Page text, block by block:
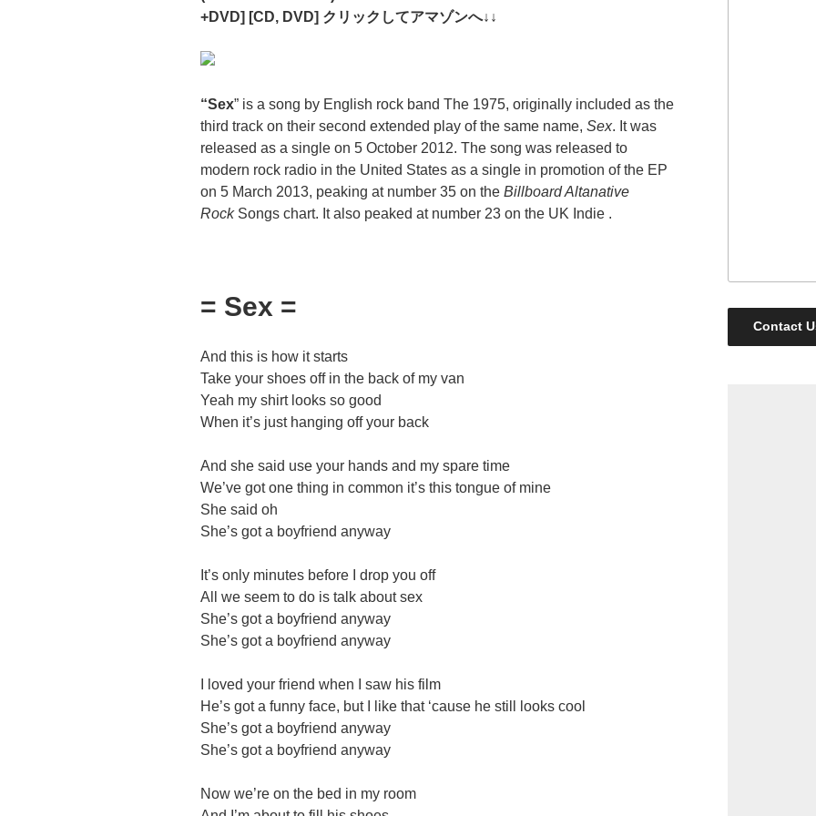
+DVD] [CD, DVD] クリックしてアマゾンへ↓↓
“Sex” is a song by English rock band The 1975, originally included as the
third track on their second extended play of the same name, Sex. It was
released as a single on 5 October 2012. The song was released to
modern rock radio in the United States as a single in promotion of the EP
on 5 March 2013, peaking at number 35 on the Billboard Altanative
RockSongs chart. It also peaked at number 23 on the UK Indie .
= Sex =
And this is how it starts
Take your shoes off in the back of my van
Yeah my shirt looks so good
When it’s just hanging off your back
And she said use your hands and my spare time
We’ve got one thing in common it’s this tongue of mine
She said oh
She’s got a boyfriend anyway
It’s only minutes before I drop you off
All we seem to do is talk about sex
She’s got a boyfriend anyway
She’s got a boyfriend anyway
I loved your friend when I saw his film
He’s got a funny face, but I like that ‘cause he still looks cool
She’s got a boyfriend anyway
She’s got a boyfriend anyway
Now we’re on the bed in my room
Contact